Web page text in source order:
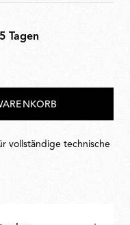
Tagen
vollständige technische